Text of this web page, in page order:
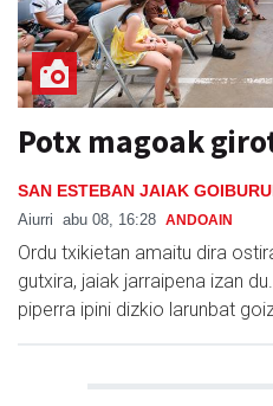
Potx magoak
SAN ESTEBAN JAIAK
Aiurri abu 08, 16:28 ANDOAIN
Ordu txikietan amaitu dira
gutxira, jaiak jarraipena izan
piperra ipini dizkio larunbat